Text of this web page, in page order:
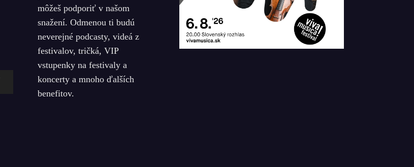
môžeš podporiť v našom
snažení. Odmenou ti budú
neverejné podcasty, videá z
festivalov, tričká, VIP
vstupenky na festivaly a
koncerty a mnoho ďalších
benefitov.